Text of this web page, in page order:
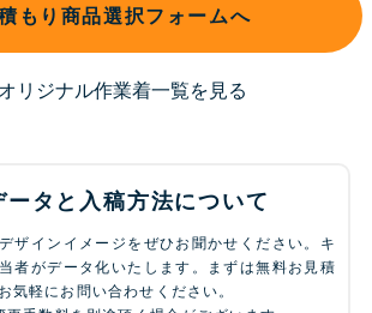
もり商品選択フォームへ
リジナル作業着一覧を見る
ータと入稿方法について
ザインイメージをぜひお聞かせください。キ
者がデータ化いたします。まずは無料お見積
気軽にお問い合わせください。